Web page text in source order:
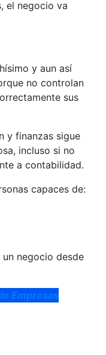
el negocio va
y aun así
no controlan
sus
y finanzas sigue
incluso si no
a contabilidad.
capaces de:
negocio desde
Empresas